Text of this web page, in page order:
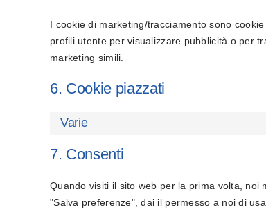
I cookie di marketing/tracciamento sono
profili utente per visualizzare pubblicità o per
marketing simili.
6. Cookie piazzati
Varie
7. Consenti
Quando visiti il sito web per la prima volta, noi
"Salva preferenze", dai il permesso a noi di